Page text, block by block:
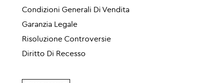
Condizioni Generali Di Vendita
Garanzia Legale
Risoluzione Controversie
Diritto Di Recesso